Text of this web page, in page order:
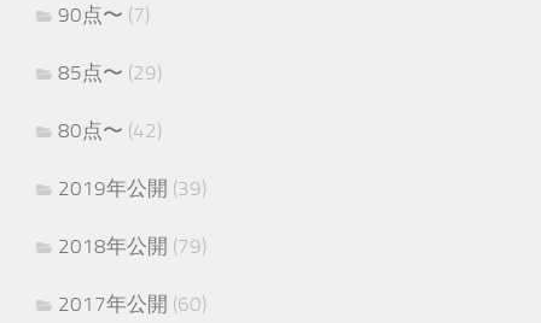
90点〜 (7)
85点〜 (29)
80点〜 (42)
2019年公開 (39)
2018年公開 (79)
2017年公開 (60)